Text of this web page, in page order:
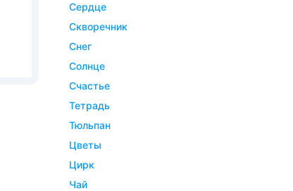
сердце
скворечник
снег
солнце
счастье
тетрадь
тюльпан
цветы
цирк
чай